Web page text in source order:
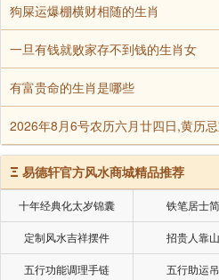
狗屎运爆棚横财相随的生肖
一旦有钱就败家存不到钱的生肖女
有富贵命的生肖是哪些
2026年8月6号农历六月廿四日,黄历
Ξ 易德轩官方风水商城精品推荐
十年经典化太岁锦囊 铁笔居士
定制风水吉祥摆件 招贵人靠
五行功能调理手链 五行助运